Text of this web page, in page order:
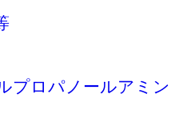
プロパノールアミン